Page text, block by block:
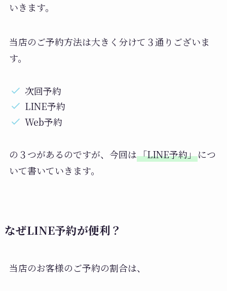
いきます。
当店のご予約方法は大きく分けて３通りございま
す。
次回予約
LINE予約
Web予約
の３つがあるのですが、今回は「LINE予約」につ
いて書いていきます。
なぜLINE予約が便利？
当店のお客様のご予約の割合は、